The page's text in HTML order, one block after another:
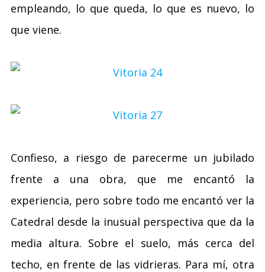
empleando, lo que queda, lo que es nuevo, lo
que viene.
Confieso, a riesgo de parecerme un jubilado
frente a una obra, que me encantó la
experiencia, pero sobre todo me encantó ver la
Catedral desde la inusual perspectiva que da la
media altura. Sobre el suelo, más cerca del
techo, en frente de las vidrieras. Para mí, otra